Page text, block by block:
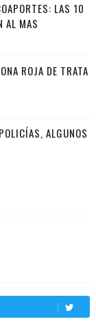
LAS 10
AL MAS
ROJA DE TRATA
ALGUNOS